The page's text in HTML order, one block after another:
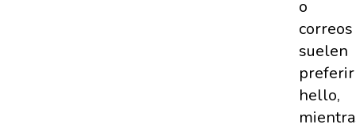
o
correos
suelen
preferir
hello,